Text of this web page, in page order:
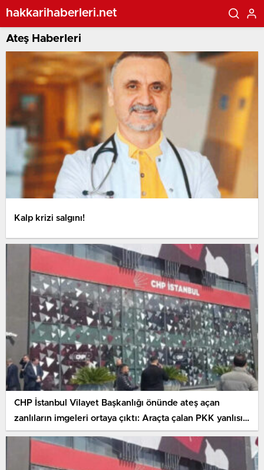
hakkarihaberleri.net
Ateş Haberleri
Kalp krizi salgını!
CHP İstanbul Vilayet Başkanlığı önünde ateş açan
zanlıların imgeleri ortaya çıktı: Araçta çalan PKK yanlısı
müzik ayrıntısı dikkat çekti